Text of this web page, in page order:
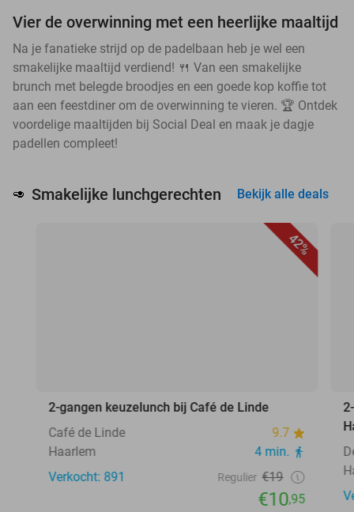
Vier de overwinning met een heerlijke maaltijd
Na je fanatieke strijd op de padelbaan heb je wel een
smakelijke maaltijd verdiend! 🍴 Van een smakelijke
brunch met belegde broodjes en een goede kop koffie tot
aan een feestdiner om de overwinning te vieren. 🏆 Ontdek
voordelige maaltijden bij Social Deal en maak je dagje
padellen compleet!
🥑 Smakelijke lunchgerechten Bekijk alle deals
42%
2-gangen keuzelunch bij Café de Linde
Café de Linde
9.7
Haarlem
4 min.
Verkocht: 891
Regulier €19
€10,95